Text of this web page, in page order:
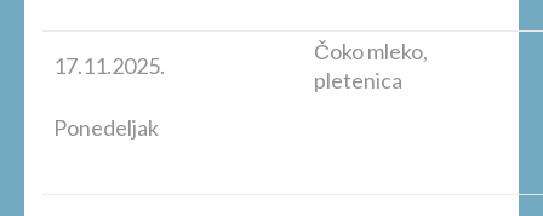
17.11.2025.
Ponedeljak
Čoko mleko,
pletenica